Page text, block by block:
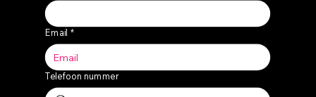
Email *
Telefoon nummer